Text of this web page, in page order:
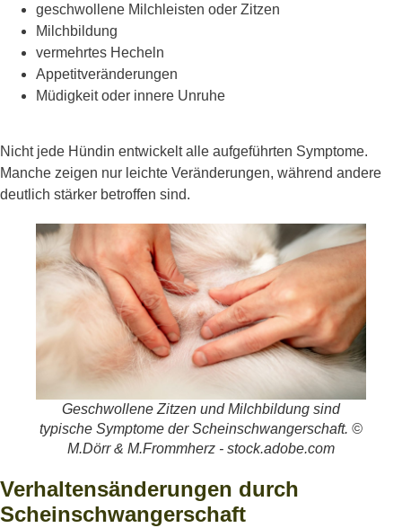
geschwollene Milchleisten oder Zitzen
Milchbildung
vermehrtes Hecheln
Appetitveränderungen
Müdigkeit oder innere Unruhe
Nicht jede Hündin entwickelt alle aufgeführten Symptome.
Manche zeigen nur leichte Veränderungen, während andere
deutlich stärker betroffen sind.
Geschwollene Zitzen und Milchbildung sind
typische Symptome der Scheinschwangerschaft. ©
M.Dörr & M.Frommherz - stock.adobe.com
Verhaltensänderungen durch
Scheinschwangerschaft